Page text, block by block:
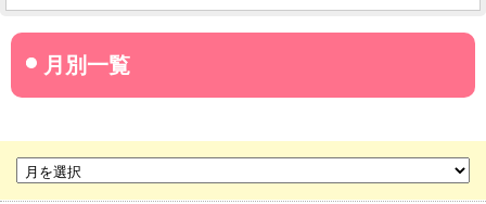
菊武学園からのお知らせ
名古屋産業大学
菊華高等学校
菊武ビジネス専門学校